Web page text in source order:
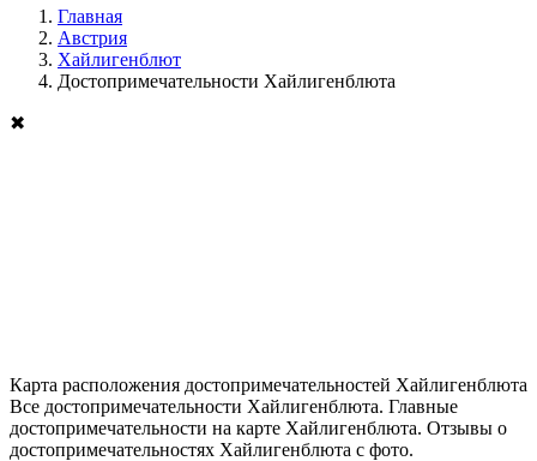
Главная
Австрия
Хайлигенблют
Достопримечательности Хайлигенблюта
✖
Карта расположения достопримечательностей Хайлигенблюта
Все достопримечательности Хайлигенблюта. Главные
достопримечательности на карте Хайлигенблюта. Отзывы о
достопримечательностях Хайлигенблюта с фото.